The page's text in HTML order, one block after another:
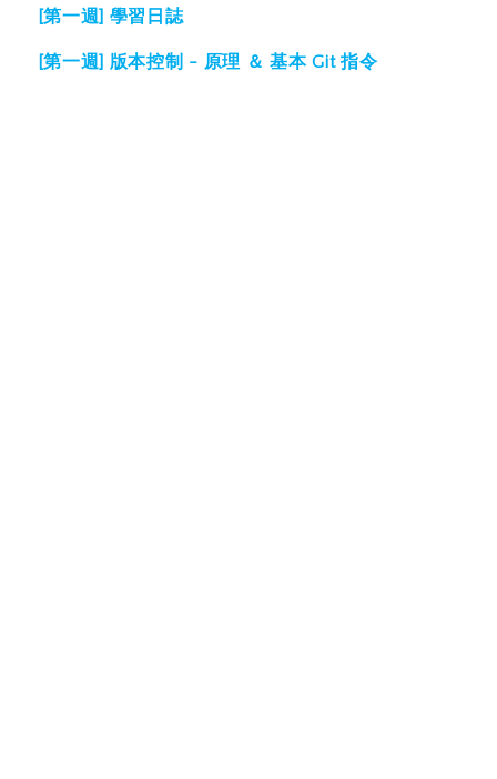
[第一週] 學習日誌
[第一週] 版本控制 - 原理 ＆ 基本 Git 指令